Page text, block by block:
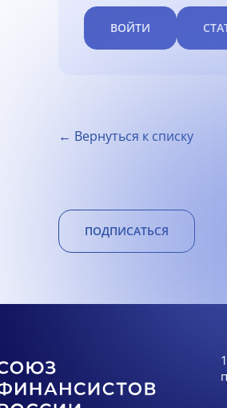
ВОЙТИ
← Вернуться к списку
ПОДПИСАТЬСЯ